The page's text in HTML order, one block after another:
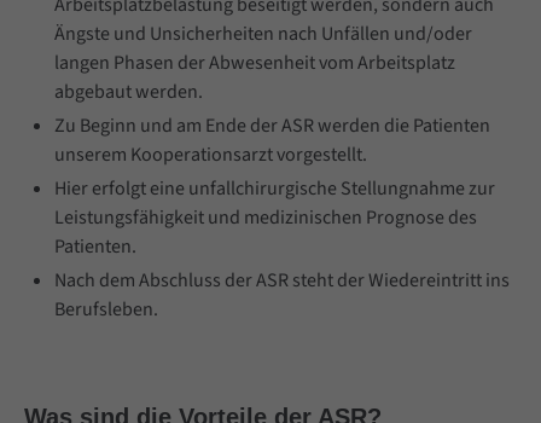
Ängste und Unsicherheiten nach Unfällen und/oder
langen Phasen der Abwesenheit vom Arbeitsplatz
abgebaut werden.
Zu Beginn und am Ende der ASR werden die Patienten
unserem Kooperationsarzt vorgestellt.
Hier erfolgt eine unfallchirurgische Stellungnahme zur
Leistungsfähigkeit und medizinischen Prognose des
Patienten.
Nach dem Abschluss der ASR steht der Wiedereintritt ins
Berufsleben.
Was sind die Vorteile der ASR?